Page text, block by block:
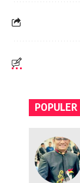
POPULER